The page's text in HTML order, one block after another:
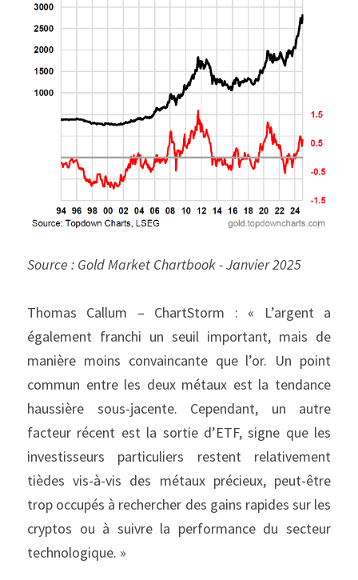
Source : Gold Market Chartbook - Janvier 2025
Thomas Callum – ChartStorm : « L’argent a
également franchi un seuil important, mais de
manière moins convaincante que l’or. Un point
commun entre les deux métaux est la tendance
haussière sous-jacente. Cependant, un autre
facteur récent est la sortie d’ETF, signe que les
investisseurs particuliers restent relativement
tièdes vis-à-vis des métaux précieux, peut-être
trop occupés à rechercher des gains rapides sur les
cryptos ou à suivre la performance du secteur
technologique. »